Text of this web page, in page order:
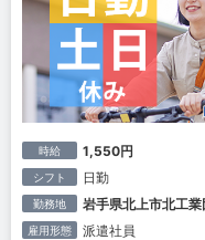
時給 1,550円
シフト 日勤
勤務地 岩手県北上市北工
雇用形態 派遣社員